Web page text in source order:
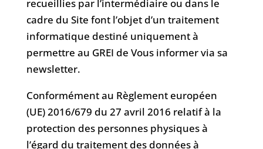
recueillies par l’intermédiaire ou dans le
cadre du Site font l’objet d’un traitement
informatique destiné uniquement à
permettre au GREI de Vous informer via sa
newsletter.
Conformément au Règlement européen
(UE) 2016/679 du 27 avril 2016 relatif à la
protection des personnes physiques à
l’égard du traitement des données à